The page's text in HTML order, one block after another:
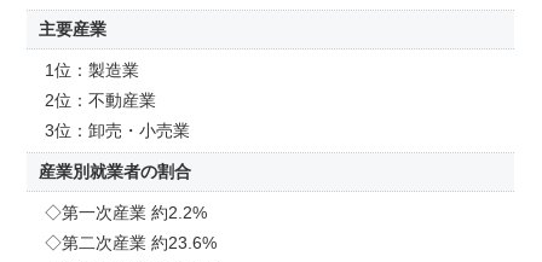
主要産業
1位：製造業
2位：不動産業
3位：卸売・小売業
産業別就業者の割合
◇第一次産業 約2.2%
◇第二次産業 約23.6%